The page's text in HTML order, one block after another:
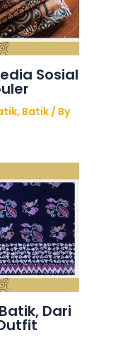
Sosial
, Batik/ By
Dari